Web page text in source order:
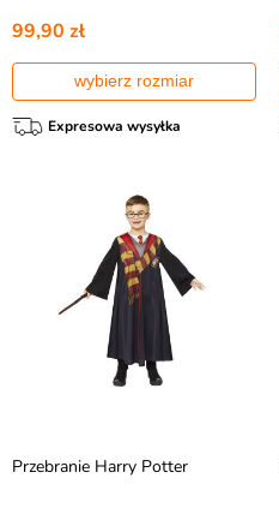
99,90 zł
wybierz rozmiar
Expresowa wysyłka
Przebranie Harry Potter